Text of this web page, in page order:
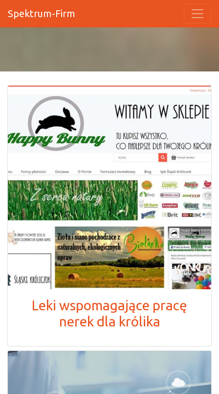
Spektrum-Firm
Leki wspomagające pracę
nerek dla królika